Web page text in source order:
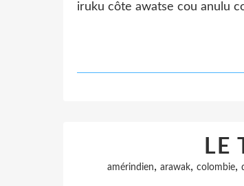
iruku côte awatse cou anulu
LE
amérindien, arawak, colombie,